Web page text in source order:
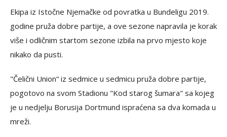
Ekipa iz Istočne Njemačke od povratka u Bundeligu 2019.
godine pruža dobre partije, a ove sezone napravila je korak
više i odličnim startom sezone izbila na prvo mjesto koje
nikako da pusti.
"Čelični Union“ iz sedmice u sedmicu pruža dobre partije,
pogotovo na svom Stadionu "Kod starog šumara" sa kojeg
je u nedjelju Borusija Dortmund ispraćena sa dva komada u
mreži.